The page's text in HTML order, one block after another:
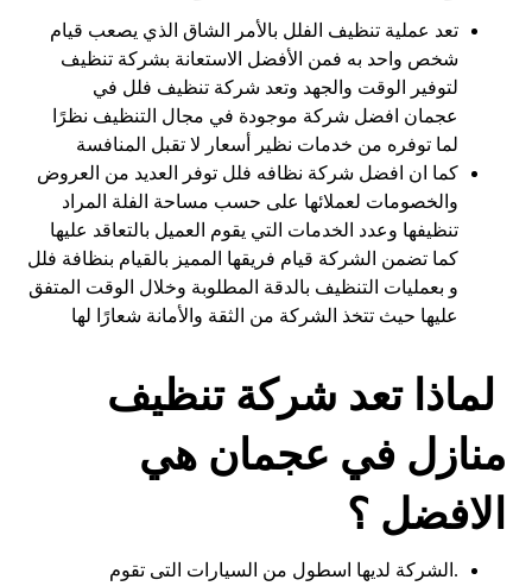
تعد عملية تنظيف الفلل بالأمر الشاق الذي يصعب قيام
شخص واحد به فمن الأفضل الاستعانة بشركة تنظيف
لتوفير الوقت والجهد وتعد شركة تنظيف فلل في
عجمان افضل شركة موجودة في مجال التنظيف نظرًا
لما توفره من خدمات نظير أسعار لا تقبل المنافسة
كما ان افضل شركة نظافه فلل توفر العديد من العروض
والخصومات لعملائها على حسب مساحة الفلة المراد
تنظيفها وعدد الخدمات التي يقوم العميل بالتعاقد عليها
كما تضمن الشركة قيام فريقها المميز بالقيام بنظافة فلل
و بعمليات التنظيف بالدقة المطلوبة وخلال الوقت المتفق
عليها حيث تتخذ الشركة من الثقة والأمانة شعارًا لها
لماذا تعد شركة تنظيف
منازل في عجمان هي
الافضل ؟
.الشركة لديها اسطول من السيارات التى تقوم